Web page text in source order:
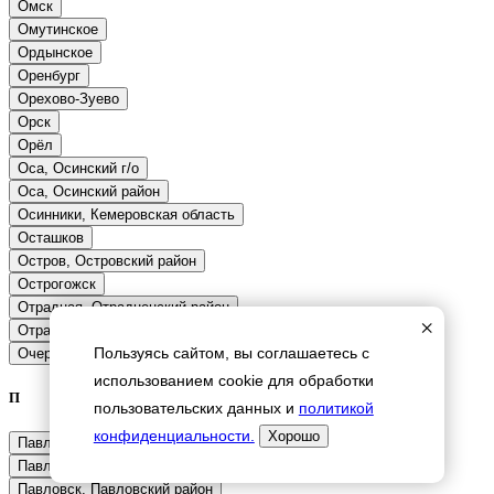
П
×
Пользуясь сайтом, вы соглашаетесь с
использованием cookie для обработки
пользовательских данных и политикой
конфиденциальности.
Хорошо